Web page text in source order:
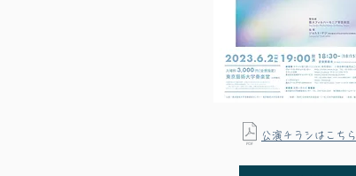
公演チラシはこちら